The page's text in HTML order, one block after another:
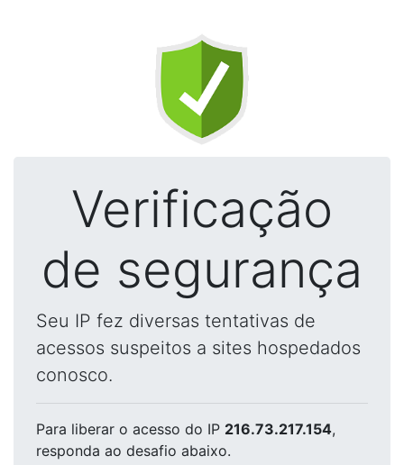
Verificação
de segurança
Seu IP fez diversas tentativas de
acessos suspeitos a sites hospedados
conosco.
Para liberar o acesso do IP 216.73.217.154,
responda ao desafio abaixo.